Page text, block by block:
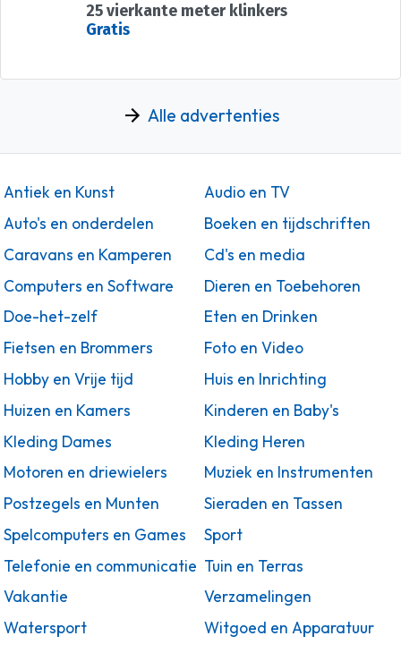
25 vierkante meter klinkers
Gratis
Alle advertenties
Antiek en Kunst
Audio en TV
Auto's en onderdelen
Boeken en tijdschriften
Caravans en Kamperen
Cd's en media
Computers en Software
Dieren en Toebehoren
Doe-het-zelf
Eten en Drinken
Fietsen en Brommers
Foto en Video
Hobby en Vrije tijd
Huis en Inrichting
Huizen en Kamers
Kinderen en Baby's
Kleding Dames
Kleding Heren
Motoren en driewielers
Muziek en Instrumenten
Postzegels en Munten
Sieraden en Tassen
Spelcomputers en Games
Sport
Telefonie en communicatie Tuin en Terras
Vakantie
Verzamelingen
Watersport
Witgoed en Apparatuur